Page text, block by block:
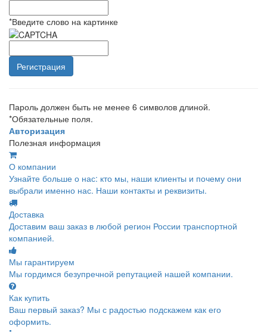
*Введите слово на картинке
Пароль должен быть не менее 6 символов длиной.
*Обязательные поля.
Авторизация
Полезная информация
О компании
Узнайте больше о нас: кто мы, наши клиенты и почему они
выбрали именно нас. Наши контакты и реквизиты.
Доставка
Доставим ваш заказ в любой регион России транспортной
компанией.
Мы гарантируем
Мы гордимся безупречной репутацией нашей компании.
Как купить
Ваш первый заказ? Мы с радостью подскажем как его
оформить.